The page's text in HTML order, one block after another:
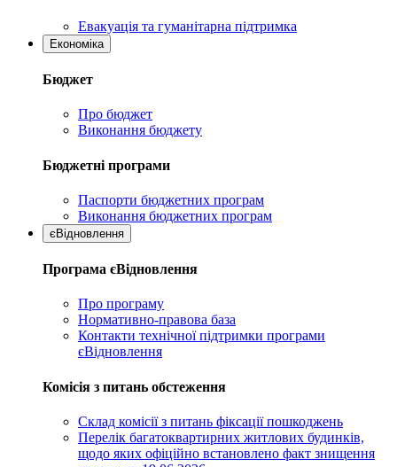
Евакуація та гуманітарна підтримка
Економіка
Бюджет
Про бюджет
Виконання бюджету
Бюджетні програми
Паспорти бюджетних програм
Виконання бюджетних програм
єВідновлення
Програма єВідновлення
Про програму
Нормативно-правова база
Контакти технічної підтримки програми
єВідновлення
Комісія з питань обстеження
Склад комісії з питань фіксації пошкоджень
Перелік багатоквартирних житлових будинків,
щодо яких офіційно встановлено факт знищення